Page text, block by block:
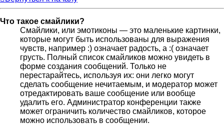
Что такое смайлики?
Смайлики, или эмотиконы — это маленькие картинки,
которые могут быть использованы для выражения
чувств, например :) означает радость, а :( означает
грусть. Полный список смайликов можно увидеть в
форме создания сообщений. Только не
перестарайтесь, используя их: они легко могут
сделать сообщение нечитаемым, и модератор может
отредактировать ваше сообщение или вообще
удалить его. Администратор конференции также
может ограничить количество смайликов, которое
можно использовать в сообщении.